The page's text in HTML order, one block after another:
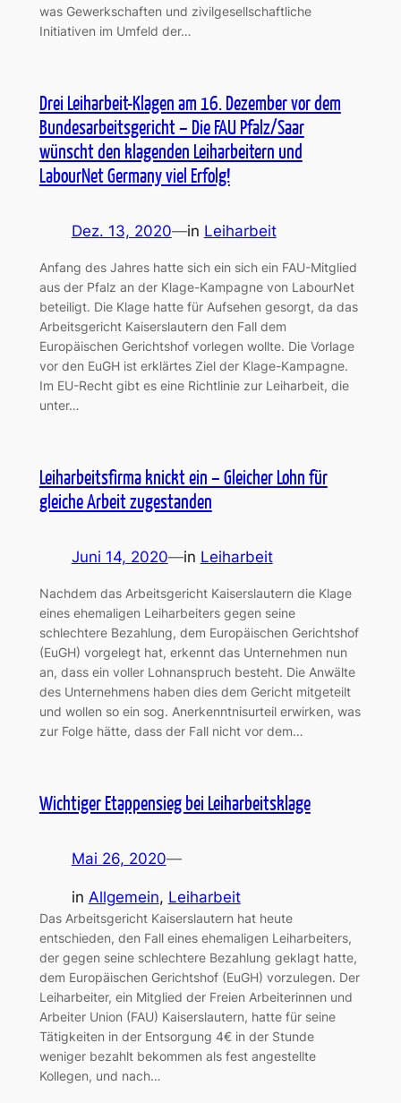
was Gewerkschaften und zivilgesellschaftliche
Initiativen im Umfeld der…
Drei Leiharbeit-Klagen am 16. Dezember vor dem
Bundesarbeitsgericht – Die FAU Pfalz/Saar
wünscht den klagenden Leiharbeitern und
LabourNet Germany viel Erfolg!
Dez. 13, 2020—in Leiharbeit
Anfang des Jahres hatte sich ein sich ein FAU-Mitglied
aus der Pfalz an der Klage-Kampagne von LabourNet
beteiligt. Die Klage hatte für Aufsehen gesorgt, da das
Arbeitsgericht Kaiserslautern den Fall dem
Europäischen Gerichtshof vorlegen wollte. Die Vorlage
vor den EuGH ist erklärtes Ziel der Klage-Kampagne.
Im EU-Recht gibt es eine Richtlinie zur Leiharbeit, die
unter…
Leiharbeitsfirma knickt ein – Gleicher Lohn für
gleiche Arbeit zugestanden
Juni 14, 2020—in Leiharbeit
Nachdem das Arbeitsgericht Kaiserslautern die Klage
eines ehemaligen Leiharbeiters gegen seine
schlechtere Bezahlung, dem Europäischen Gerichtshof
(EuGH) vorgelegt hat, erkennt das Unternehmen nun
an, dass ein voller Lohnanspruch besteht. Die Anwälte
des Unternehmens haben dies dem Gericht mitgeteilt
und wollen so ein sog. Anerkenntnisurteil erwirken, was
zur Folge hätte, dass der Fall nicht vor dem…
Wichtiger Etappensieg bei Leiharbeitsklage
Mai 26, 2020—
in Allgemein, Leiharbeit
Das Arbeitsgericht Kaiserslautern hat heute
entschieden, den Fall eines ehemaligen Leiharbeiters,
der gegen seine schlechtere Bezahlung geklagt hatte,
dem Europäischen Gerichtshof (EuGH) vorzulegen. Der
Leiharbeiter, ein Mitglied der Freien Arbeiterinnen und
Arbeiter Union (FAU) Kaiserslautern, hatte für seine
Tätigkeiten in der Entsorgung 4€ in der Stunde
weniger bezahlt bekommen als fest angestellte
Kollegen, und nach…